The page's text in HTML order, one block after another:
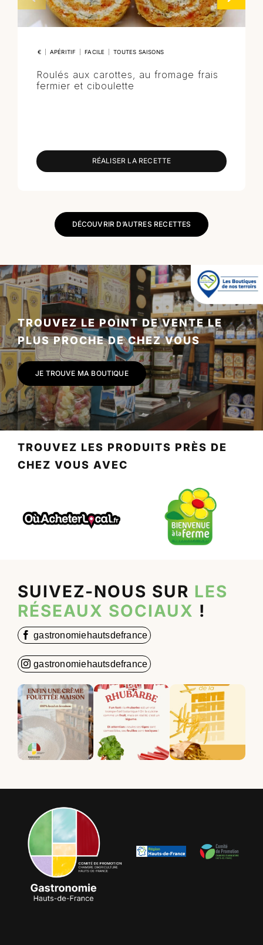
€ APÉRITIF FACILE TOUTES SAISONS
Roulés aux carottes, au fromage frais
fermier et ciboulette
RÉALISER LA RECETTE
DÉCOUVRIR D’AUTRES RECETTES
TROUVEZ LE POINT DE VENTE LE
PLUS PROCHE DE CHEZ VOUS
JE TROUVE MA BOUTIQUE
TROUVEZ LES PRODUITS PRÈS DE
CHEZ VOUS AVEC
SUIVEZ-NOUS SUR LES
RÉSEAUX SOCIAUX !